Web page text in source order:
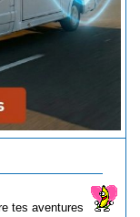
tes aventures